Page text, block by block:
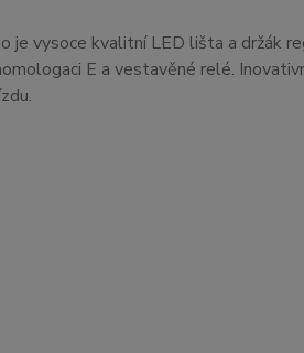
je vysoce kvalitní LED lišta a držák
E a vestavěné relé.